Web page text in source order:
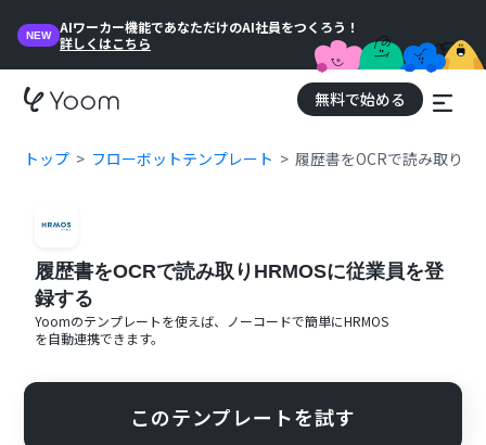
NEW
AIワーカー機能であなただけのAI社員をつくろう！
詳しくはこちら
無料で始める
トップ フローボットテンプレート 履歴書をOCRで読み取り
履歴書をOCRで読み取りHRMOSに従業員を登
録する
Yoomのテンプレートを使えば、ノーコードで簡単にHRMOS
を自動連携できます。
このテンプレートを試す